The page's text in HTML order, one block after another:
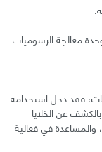
معالجة الرسوميات
فقد دخل استخدامه
عن الخلايا
والمساعدة في فعالية